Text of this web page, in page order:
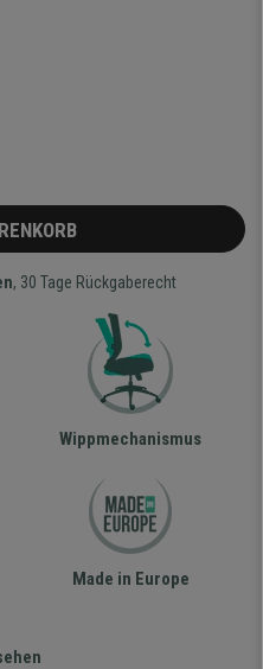
, 30 Tage Rückgaberecht
Wippmechanismus
Made in Europe